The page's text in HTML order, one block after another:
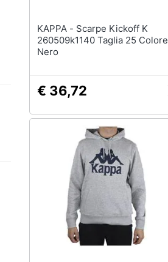
KAPPA - Scarpe Kickoff K
260509k1140 Taglia 25 Colore
Nero
€ 36,72